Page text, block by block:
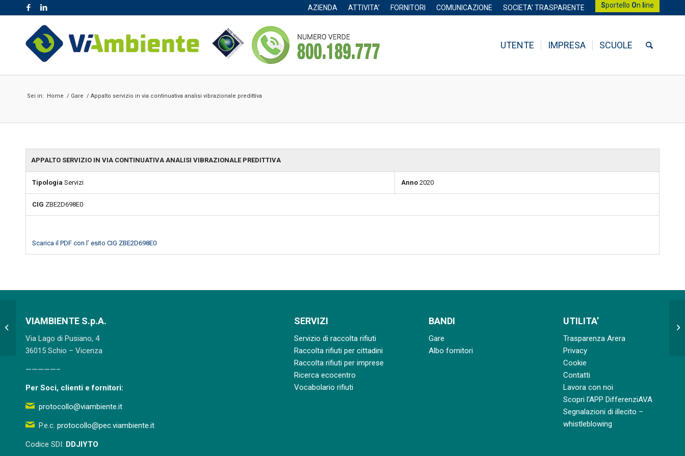
AZIENDA ATTIVITA’ FORNITORI COMUNICAZIONE SOCIETA’ TRASPARENTE Sportello On ine
UTENTE IMPRESA SCUOLE
Sei in: Home / Gare / Appalto servizio in via continuativa analisi vibrazionale predittiva
APPALTO SERVIZIO IN VIA CONTINUATIVA ANALISI VIBRAZIONALE PREDITTIVA
Tipologia Servizi Anno 2020
CIG ZBE2D698E0
Scarica il PDF con l’ esito CIG ZBE2D698E0
VIAMBIENTE S.p.A.
Via Lago di Pusiano, 4
36015 Schio – Vicenza
—————–
Per Soci, clienti e fornitori:
protocollo@viambiente.it
P.e.c. protocollo@pec.viambiente.it
Codice SDI: DDJIYTO
SERVIZI
Servizio di raccolta rifiuti
Raccolta rifiuti per cittadini
Raccolta rifiuti per imprese
Ricerca ecocentro
Vocabolario rifiuti
BANDI
Gare
Albo fornitori
UTILITA’
Trasparenza Arera
Privacy
Cookie
Contatti
Lavora con noi
Scopri l’APP DifferenziAVA
Segnalazioni di illecito –
whistleblowing
Appalto fornitura in via continuativa di
soluzione ammoniacale liquida
presso...